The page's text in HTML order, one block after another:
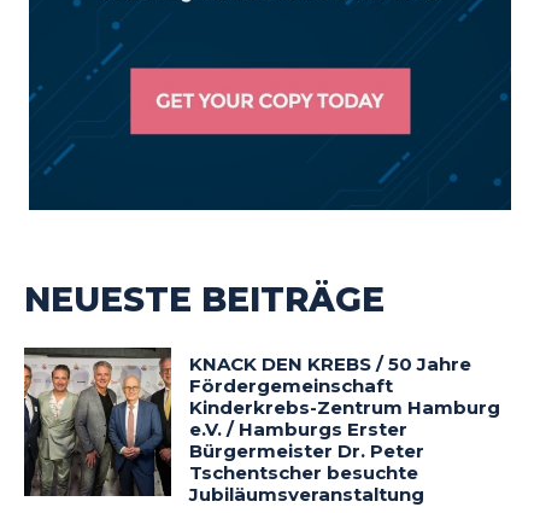
NEUESTE BEITRÄGE
KNACK DEN KREBS / 50 Jahre
Fördergemeinschaft
Kinderkrebs-Zentrum Hamburg
e.V. / Hamburgs Erster
Bürgermeister Dr. Peter
Tschentscher besuchte
Jubiläumsveranstaltung